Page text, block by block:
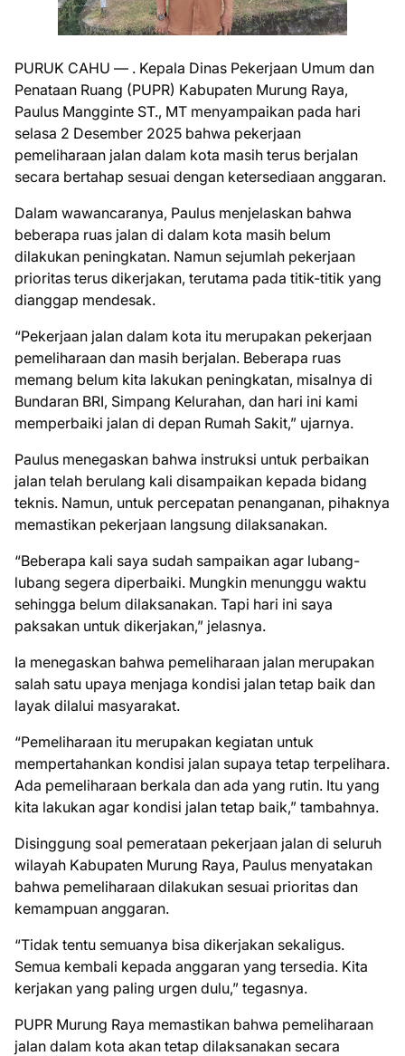
PURUK CAHU — . Kepala Dinas Pekerjaan Umum dan
Penataan Ruang (PUPR) Kabupaten Murung Raya,
Paulus Mangginte ST., MT menyampaikan pada hari
selasa 2 Desember 2025 bahwa pekerjaan
pemeliharaan jalan dalam kota masih terus berjalan
secara bertahap sesuai dengan ketersediaan anggaran.
Dalam wawancaranya, Paulus menjelaskan bahwa
beberapa ruas jalan di dalam kota masih belum
dilakukan peningkatan. Namun sejumlah pekerjaan
prioritas terus dikerjakan, terutama pada titik-titik yang
dianggap mendesak.
“Pekerjaan jalan dalam kota itu merupakan pekerjaan
pemeliharaan dan masih berjalan. Beberapa ruas
memang belum kita lakukan peningkatan, misalnya di
Bundaran BRI, Simpang Kelurahan, dan hari ini kami
memperbaiki jalan di depan Rumah Sakit,” ujarnya.
Paulus menegaskan bahwa instruksi untuk perbaikan
jalan telah berulang kali disampaikan kepada bidang
teknis. Namun, untuk percepatan penanganan, pihaknya
memastikan pekerjaan langsung dilaksanakan.
“Beberapa kali saya sudah sampaikan agar lubang-
lubang segera diperbaiki. Mungkin menunggu waktu
sehingga belum dilaksanakan. Tapi hari ini saya
paksakan untuk dikerjakan,” jelasnya.
Ia menegaskan bahwa pemeliharaan jalan merupakan
salah satu upaya menjaga kondisi jalan tetap baik dan
layak dilalui masyarakat.
“Pemeliharaan itu merupakan kegiatan untuk
mempertahankan kondisi jalan supaya tetap terpelihara.
Ada pemeliharaan berkala dan ada yang rutin. Itu yang
kita lakukan agar kondisi jalan tetap baik,” tambahnya.
Disinggung soal pemerataan pekerjaan jalan di seluruh
wilayah Kabupaten Murung Raya, Paulus menyatakan
bahwa pemeliharaan dilakukan sesuai prioritas dan
kemampuan anggaran.
“Tidak tentu semuanya bisa dikerjakan sekaligus.
Semua kembali kepada anggaran yang tersedia. Kita
kerjakan yang paling urgen dulu,” tegasnya.
PUPR Murung Raya memastikan bahwa pemeliharaan
jalan dalam kota akan tetap dilaksanakan secara